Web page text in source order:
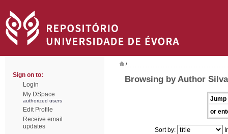
Sign on to:
Login
My DSpace
authorized users
Edit Profile
Receive email
updates
/
Browsing by Author
Jump
or
Sort by: